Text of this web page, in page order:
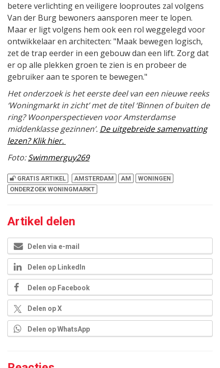
betere verlichting en veiligere looproutes zal volgens
Van der Burg bewoners aansporen meer te lopen.
Maar er ligt volgens hem ook een rol weggelegd voor
ontwikkelaar en architecten: "Maak bewegen logisch,
zet de trap eerder in een gebouw dan een lift. Zorg dat
er op alle plekken groen te zien is en probeer de
gebruiker aan te sporen te bewegen."
Het onderzoek is het eerste deel van een nieuwe reeks
‘Woningmarkt in zicht’ met de titel ‘Binnen of buiten de
ring? Woonperspectieven voor Amsterdamse
middenklasse gezinnen’. De uitgebreide samenvatting
lezen? Klik hier.
Foto:Swimmerguy269
GRATIS ARTIKEL AMSTERDAM AM
WONINGEN
ONDERZOEK WONINGMARKT
Artikel delen
Delen via e-mail
Delen op LinkedIn
Delen op Facebook
Delen op X
Delen op WhatsApp